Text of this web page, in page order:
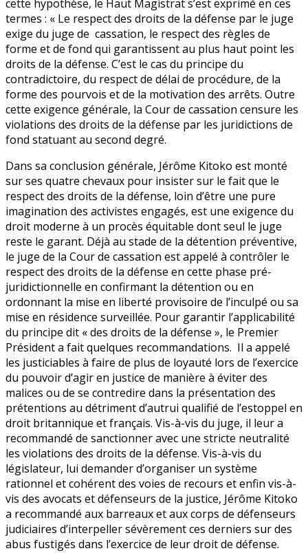
cette hypothèse, le Haut Magistrat s’est exprimé en ces
termes : « Le respect des droits de la défense par le juge
exige du juge de cassation, le respect des règles de
forme et de fond qui garantissent au plus haut point les
droits de la défense. C’est le cas du principe du
contradictoire, du respect de délai de procédure, de la
forme des pourvois et de la motivation des arrêts. Outre
cette exigence générale, la Cour de cassation censure les
violations des droits de la défense par les juridictions de
fond statuant au second degré.
Dans sa conclusion générale, Jérôme Kitoko est monté
sur ses quatre chevaux pour insister sur le fait que le
respect des droits de la défense, loin d’être une pure
imagination des activistes engagés, est une exigence du
droit moderne à un procès équitable dont seul le juge
reste le garant. Déjà au stade de la détention préventive,
le juge de la Cour de cassation est appelé à contrôler le
respect des droits de la défense en cette phase pré-
juridictionnelle en confirmant la détention ou en
ordonnant la mise en liberté provisoire de l’inculpé ou sa
mise en résidence surveillée. Pour garantir l’applicabilité
du principe dit « des droits de la défense », le Premier
Président a fait quelques recommandations. Il a appelé
les justiciables à faire de plus de loyauté lors de l’exercice
du pouvoir d’agir en justice de manière à éviter des
malices ou de se contredire dans la présentation des
prétentions au détriment d’autrui qualifié de l’estoppel en
droit britannique et français. Vis-à-vis du juge, il leur a
recommandé de sanctionner avec une stricte neutralité
les violations des droits de la défense. Vis-à-vis du
législateur, lui demander d’organiser un système
rationnel et cohérent des voies de recours et enfin vis-à-
vis des avocats et défenseurs de la justice, Jérôme Kitoko
a recommandé aux barreaux et aux corps de défenseurs
judiciaires d’interpeller sévèrement ces derniers sur des
abus fustigés dans l’exercice de leur droit de défense.